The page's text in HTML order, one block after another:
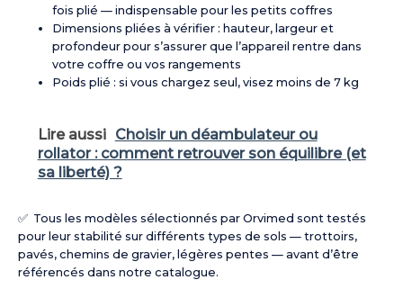
fois plié — indispensable pour les petits coffres
Dimensions pliées à vérifier : hauteur, largeur et
profondeur pour s’assurer que l’appareil rentre dans
votre coffre ou vos rangements
Poids plié : si vous chargez seul, visez moins de 7 kg
Lire aussi Choisir un déambulateur ou
rollator : comment retrouver son équilibre (et
sa liberté) ?
✅ Tous les modèles sélectionnés par Orvimed sont testés
pour leur stabilité sur différents types de sols — trottoirs,
pavés, chemins de gravier, légères pentes — avant d’être
référencés dans notre catalogue.